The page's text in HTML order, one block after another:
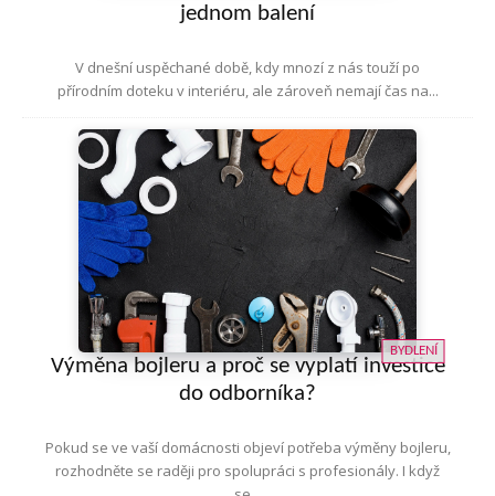
jednom balení
V dnešní uspěchané době, kdy mnozí z nás touží po
přírodním doteku v interiéru, ale zároveň nemají čas na...
BYDLENÍ
Výměna bojleru a proč se vyplatí investice
do odborníka?
Pokud se ve vaší domácnosti objeví potřeba výměny bojleru,
rozhodněte se raději pro spolupráci s profesionály. I když